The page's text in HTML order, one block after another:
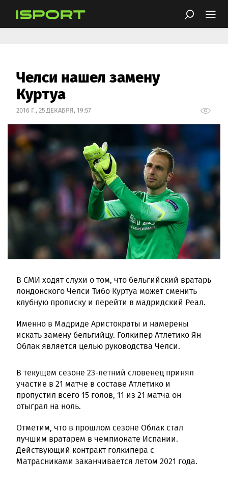
Челси нашел замену
Куртуа
2016 Г., 25 ДЕКАБРЯ, 19:57
В СМИ ходят слухи о том, что бельгийский вратарь
лондонского Челси Тибо Куртуа может сменить
клубную прописку и перейти в мадридский Реал.
Именно в Мадриде Аристократы и намерены
искать замену бельгийцу. Голкипер Атлетико Ян
Облак является целью руководства Челси.
В текущем сезоне 23-летний словенец принял
участие в 21 матче в составе Атлетико и
пропустил всего 15 голов, 11 из 21 матча он
отыграл на ноль.
Отметим, что в прошлом сезоне Облак стал
лучшим вратарем в чемпионате Испании.
Действующий контракт голкипера с
Матрасниками заканчивается летом 2021 года.